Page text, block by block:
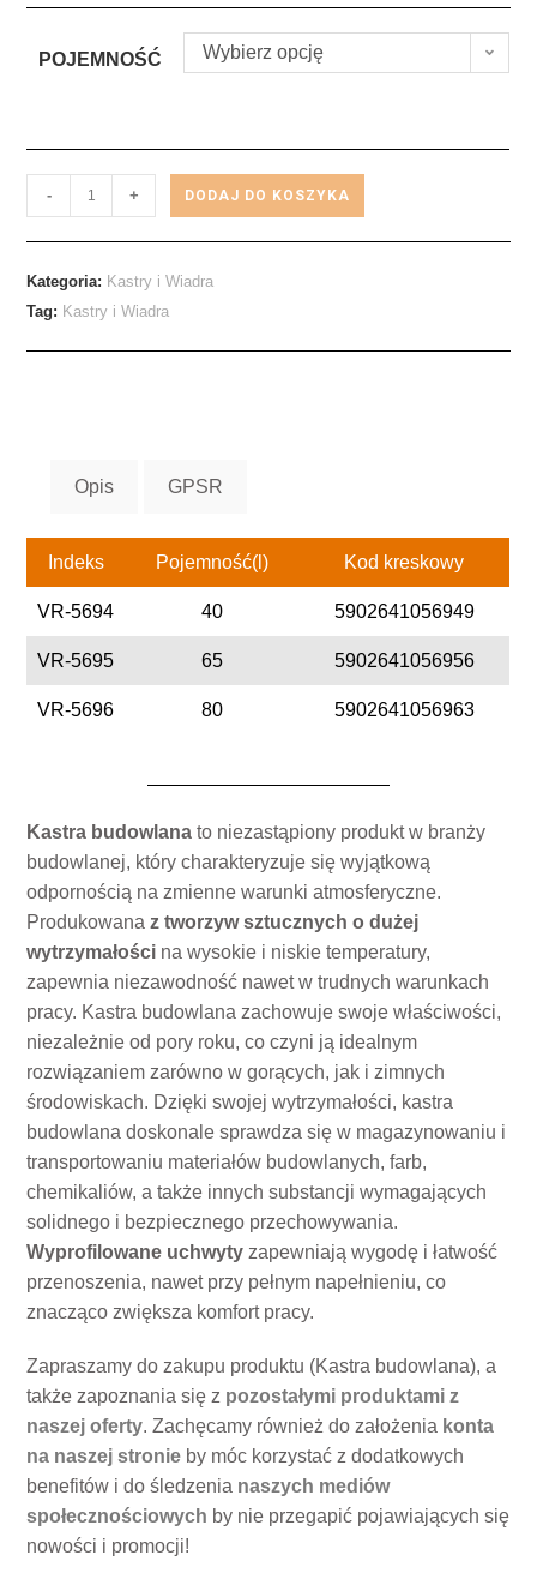
POJEMNOŚĆ Wybierz opcję
- + DODAJ DO KOSZYKA
Kategoria: Kastry i Wiadra
Tag: Kastry i Wiadra
Opis GPSR
Indeks Pojemność(l) Kod kreskowy
VR-5694 40 5902641056949
VR-5695 65 5902641056956
VR-5696 80 5902641056963
Kastra budowlana to niezastąpiony produkt w branży
budowlanej, który charakteryzuje się wyjątkową
odpornością na zmienne warunki atmosferyczne.
Produkowanaz tworzyw sztucznych o dużej
wytrzymałości na wysokie i niskie temperatury,
zapewnia niezawodność nawet w trudnych warunkach
pracy. Kastra budowlana zachowuje swoje właściwości,
niezależnie od pory roku, co czyni ją idealnym
rozwiązaniem zarówno w gorących, jak i zimnych
środowiskach. Dzięki swojej wytrzymałości, kastra
budowlana doskonale sprawdza się w magazynowaniu i
transportowaniu materiałów budowlanych, farb,
chemikaliów, a także innych substancji wymagających
solidnego i bezpiecznego przechowywania.
Wyprofilowane uchwyty zapewniają wygodę i łatwość
przenoszenia, nawet przy pełnym napełnieniu, co
znacząco zwiększa komfort pracy.
Zapraszamy do zakupu produktu (Kastra budowlana), a
także zapoznania się z pozostałymi produktami z
naszej oferty. Zachęcamy również do założenia konta
na naszej stronie by móc korzystać z dodatkowych
benefitów i do śledzenia naszych mediów
społecznościowych by nie przegapić pojawiających się
nowości i promocji!